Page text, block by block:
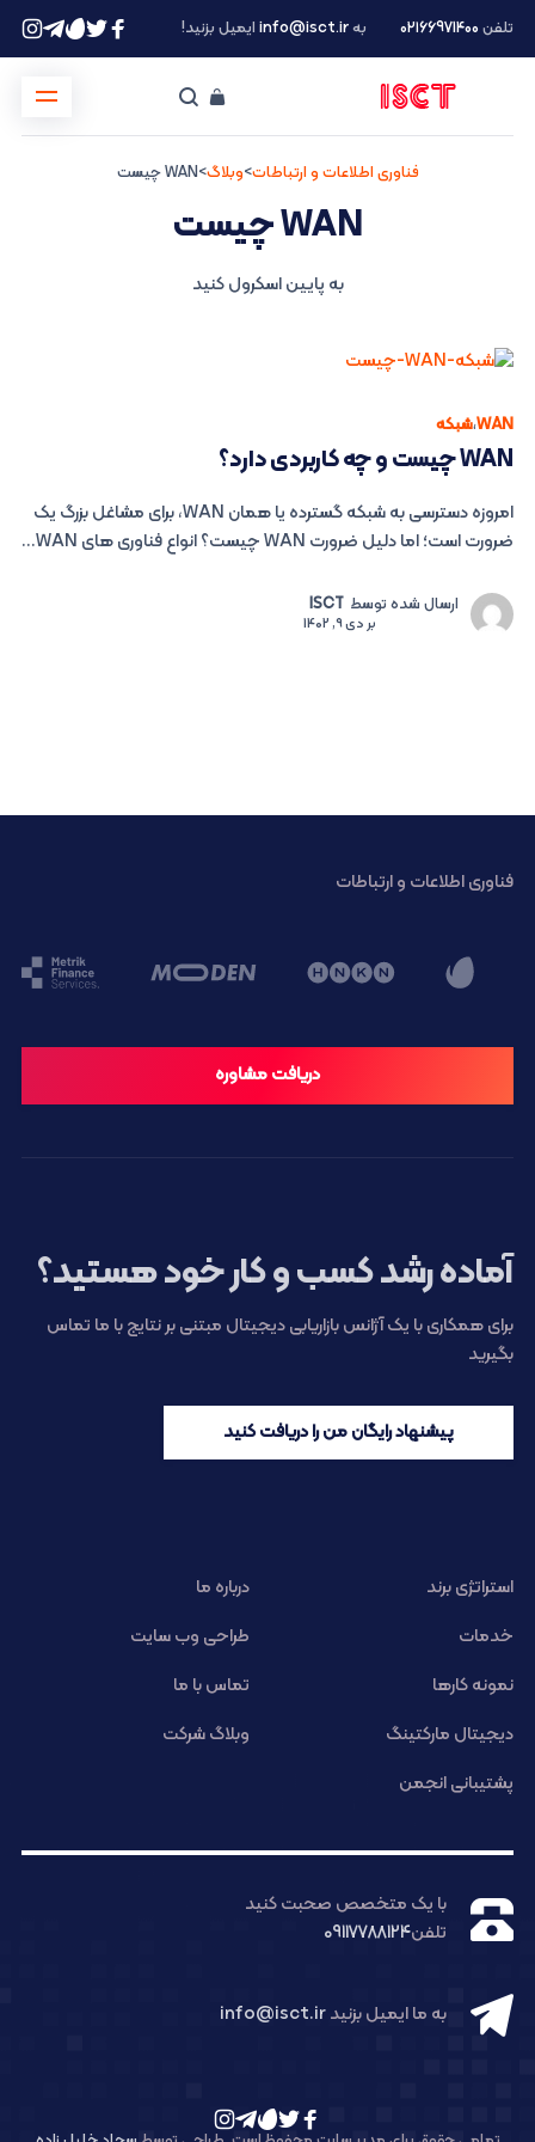
تلفن ۰۲۱66971400 بهinfo@isct.irایمیل بزنید!
فناوری اطلاعات و ارتباطات>وبلاگ>WAN چیست
WAN چیست
به پایین اسکرول کنید
WAN،شبکه
WAN چیست و چه کاربردی دارد؟
امروزه دسترسی به شبکه گسترده یا همان WAN، برای مشاغل بزرگ یک
ضرورت است؛ اما دلیل ضرورت WAN چیست؟ انواع فناوری های WAN...
ارسال شده توسط ISCT
بردی 9, 1402
فناوری اطلاعات و ارتباطات
دریافت مشاوره
آماده رشد کسب و کار خود هستید؟
برای همکاری با یک آژانس بازاریابی دیجیتال مبتنی بر نتایج با ما تماس
بگیرید
پیشنهاد رایگان من را دریافت کنید
استراتژی برند
درباره ما
خدمات
طراحی وب سایت
نمونه کارها
تماس با ما
دیجیتال مارکتینگ
وبلاگ شرکت
پشتیبانی انجمن
با یک متخصص صحبت کنید
تلفن09117788124
به ما ایمیل بزنیدinfo@isct.ir